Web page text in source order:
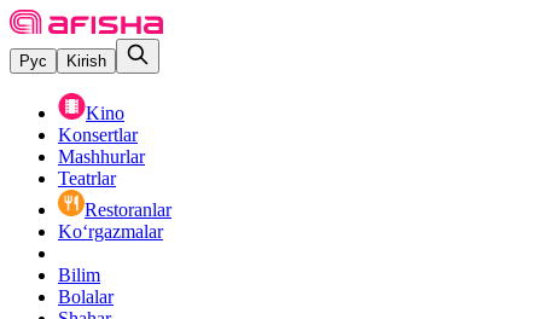
Рус Kirish
Kino
Konsertlar
Mashhurlar
Teatrlar
Restoranlar
Ko‘rgazmalar
Bilim
Bolalar